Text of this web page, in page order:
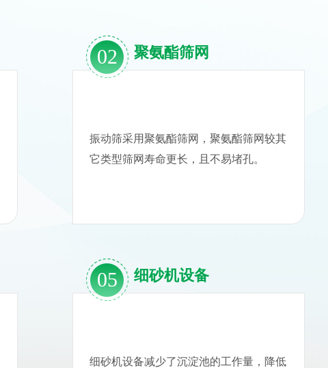
02 聚氨酯筛网
振动筛采用聚氨酯筛网，聚氨酯筛网较其
它类型筛网寿命更长，且不易堵孔。
05 细砂机设备
细砂机设备减少了沉淀池的工作量，降低